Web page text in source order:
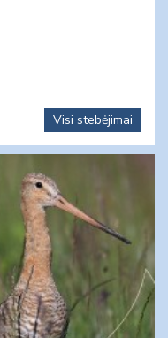
Visi stebėjimai